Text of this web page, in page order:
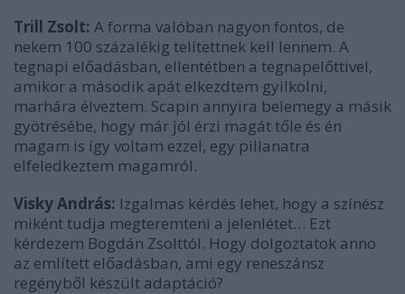
Trill Zsolt: A forma valóban nagyon fontos, de
nekem 100 százalékig telítettnek kell lennem. A
tegnapi előadásban, ellentétben a tegnapelőttivel,
amikor a második apát elkezdtem gyilkolni,
marhára élveztem. Scapin annyira belemegy a másik
gyötrésébe, hogy már jól érzi magát tőle és én
magam is így voltam ezzel, egy pillanatra
elfeledkeztem magamról.
Visky András: Izgalmas kérdés lehet, hogy a színész
miként tudja megteremteni a jelenlétet… Ezt
kérdezem Bogdán Zsolttól. Hogy dolgoztatok anno
az említett előadásban, ami egy reneszánsz
regényből készült adaptáció?